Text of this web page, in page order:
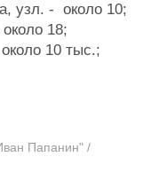
узл. - около 10;
18;
10 тыс.;
Папанин" /